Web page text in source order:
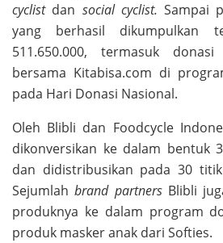
cyclistdan social cyclist. Sampai
yang berhasil dikumpulkan
511.650.000, termasuk
bersama Kitabisa.com di
pada Hari Donasi Nasional.
Oleh Blibli dan Foodcycle
dikonversikan ke dalam bentuk
dan didistribusikan pada 30
Sejumlahbrand partners Blibli
produknya ke dalam program
produk masker anak dari Softies.